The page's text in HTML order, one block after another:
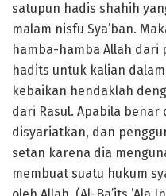
satupun hadis shahih
malam nisfu Sya’ban.
hamba-hamba Allah dari
hadits untuk kalian
kebaikan hendaklah
dari Rasul. Apabila
disyariatkan, dan
setan karena dia
membuat suatu hukum